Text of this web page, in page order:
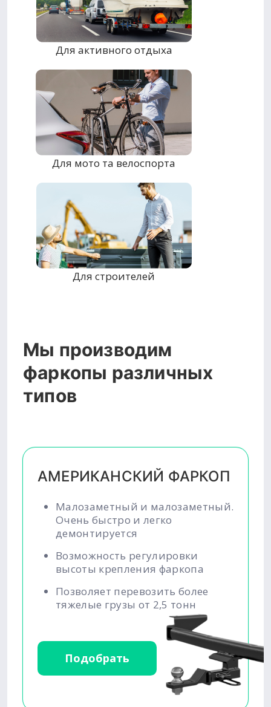
Для активного отдыха
Для мото та велоспорта
Для строителей
Мы производим
фаркопы различных
типов
АМЕРИКАНСКИЙ ФАРКОП
Малозаметный и малозаметный.
Очень быстро и легко
демонтируется
Возможность регулировки
высоты крепления фаркопа
Позволяет перевозить более
тяжелые грузы от 2,5 тонн
Подобрать